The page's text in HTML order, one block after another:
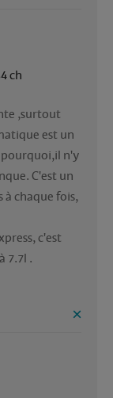
ch
,surtout
est un
pourquoi,il n'y
C'est un
à chaque fois,
c'est
7.7l .